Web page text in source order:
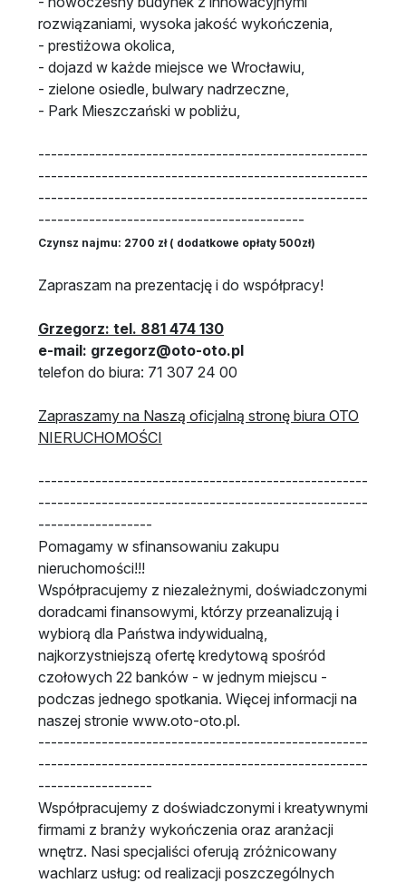
rozwiązaniami, wysoka jakość wykończenia,
- prestiżowa okolica,
- dojazd w każde miejsce we Wrocławiu,
- zielone osiedle, bulwary nadrzeczne,
- Park Mieszczański w pobliżu,
----------------------------------------------------
----------------------------------------------------
----------------------------------------------------
------------------------------------------
Czynsz najmu: 2700 zł ( dodatkowe opłaty 500zł)
Zapraszam na prezentację i do współpracy!
Grzegorz: tel. 881 474 130
e-mail: grzegorz@oto-oto.pl
telefon do biura: 71 307 24 00
Zapraszamy na Naszą oficjalną stronę biura OTO
NIERUCHOMOŚCI
----------------------------------------------------
----------------------------------------------------
------------------
Pomagamy w sfinansowaniu zakupu
nieruchomości!!!
Współpracujemy z niezależnymi, doświadczonymi
doradcami finansowymi, którzy przeanalizują i
wybiorą dla Państwa indywidualną,
najkorzystniejszą ofertę kredytową spośród
czołowych 22 banków - w jednym miejscu -
podczas jednego spotkania. Więcej informacji na
naszej stronie www.oto-oto.pl.
----------------------------------------------------
----------------------------------------------------
------------------
Współpracujemy z doświadczonymi i kreatywnymi
firmami z branży wykończenia oraz aranżacji
wnętrz. Nasi specjaliści oferują zróżnicowany
wachlarz usług: od realizacji poszczególnych